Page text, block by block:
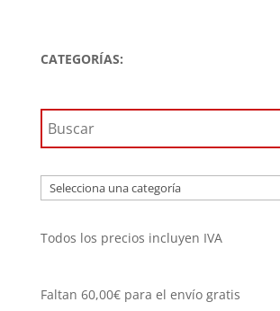
CATEGORÍAS:
Selecciona
una
Todos los precios incluyen IVA
Faltan 60,00€para el envío gratis